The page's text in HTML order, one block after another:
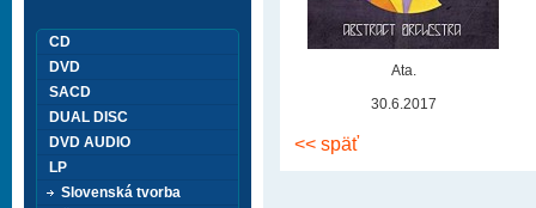
Ata.
30.6.2017
<< späť
CD
DVD
SACD
DUAL DISC
DVD AUDIO
LP
Slovenská tvorba